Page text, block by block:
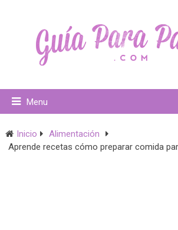
Menu
Inicio
Alimentación
Aprende recetas cómo preparar comida